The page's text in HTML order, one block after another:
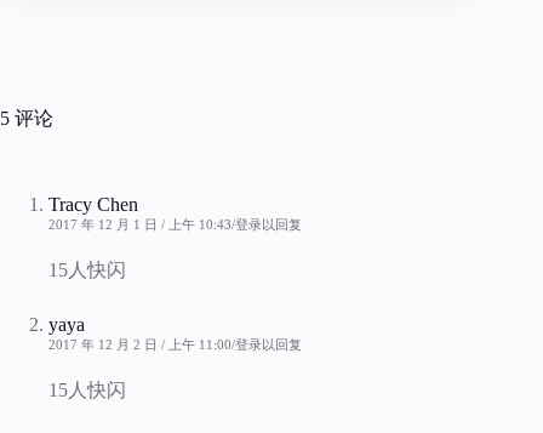
5 评论
Tracy Chen
2017 年 12 月 1 日 / 上午 10:43 登录以回复
15人快闪
yaya
2017 年 12 月 2 日 / 上午 11:00 登录以回复
15人快闪